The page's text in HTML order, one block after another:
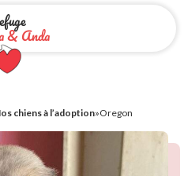
& Anda
chiens à l’adoption»Oregon